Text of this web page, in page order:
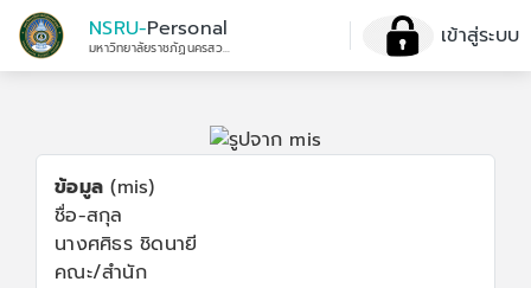
NSRU-Personal
มหาวิทยาลัยราชภัฏนครสวรรค์ เข้าสู่ระบบ
ข้อมูล (mis)
ชื่อ-สกุล
นางศศิธร ชิดนายี
คณะ/สำนัก